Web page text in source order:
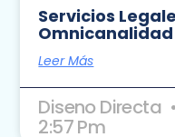
Servicios
Leer Más
Diseno Directa
2:57 Pm